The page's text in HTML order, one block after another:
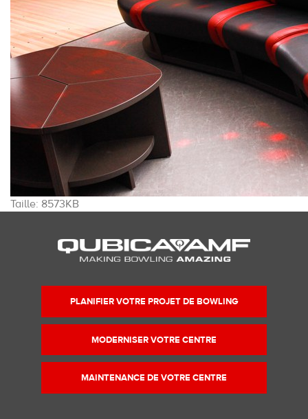
Cliquez
Taille: 8573KB
PLANIFIER VOTRE PROJET DE BOWLING
MODERNISER VOTRE CENTRE
MAINTENANCE DE VOTRE CENTRE